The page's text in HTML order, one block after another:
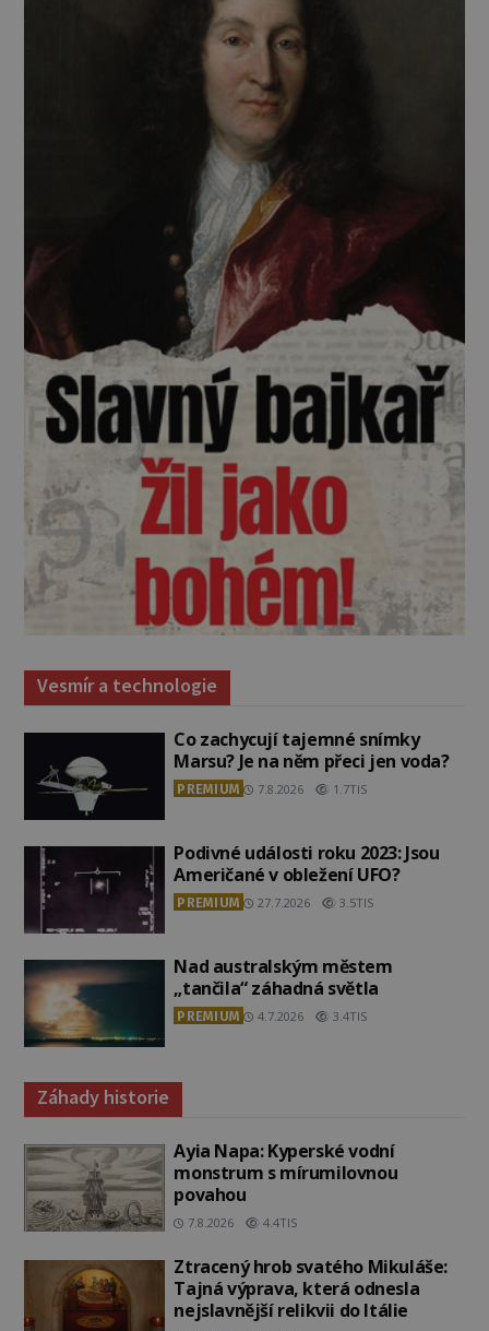
Vesmír a technologie
Co zachycují tajemné snímky
Marsu? Je na něm přeci jen voda?
PREMIUM 7.8.2026 1.7TIS
Podivné události roku 2023: Jsou
Američané v obležení UFO?
PREMIUM 27.7.2026 3.5TIS
Nad australským městem
„tančila“ záhadná světla
PREMIUM 4.7.2026 3.4TIS
Záhady historie
Ayia Napa: Kyperské vodní
monstrum s mírumilovnou
povahou
7.8.2026 4.4TIS
Ztracený hrob svatého Mikuláše:
Tajná výprava, která odnesla
nejslavnější relikvii do Itálie